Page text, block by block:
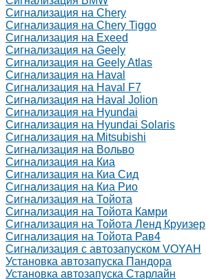
Сигнализация на Chery
Сигнализация на Chery Tiggo
Сигнализация на Exeed
Сигнализация на Geely
Сигнализация на Geely Atlas
Сигнализация на Haval
Сигнализация на Haval F7
Сигнализация на Haval Jolion
Сигнализация на Hyundai
Сигнализация на Hyundai Solaris
Сигнализация на Mitsubishi
Сигнализация на Вольво
Сигнализация на Киа
Сигнализация на Киа Cид
Сигнализация на Киа Рио
Сигнализация на Тойота
Сигнализация на Тойота Камри
Сигнализация на Тойота Ленд Круизер
Сигнализация на Тойота Рав4
Сигнализация с автозапуском VOYAH
Установка автозапуска Пандора
Установка автозапуска Старлайн